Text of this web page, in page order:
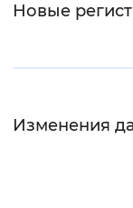
Новые
Изменения